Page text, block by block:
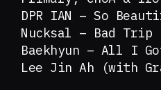
DPR IAN – So
Nucksal – Bad Trip
Baekhyun – All I
Lee Jin Ah (with